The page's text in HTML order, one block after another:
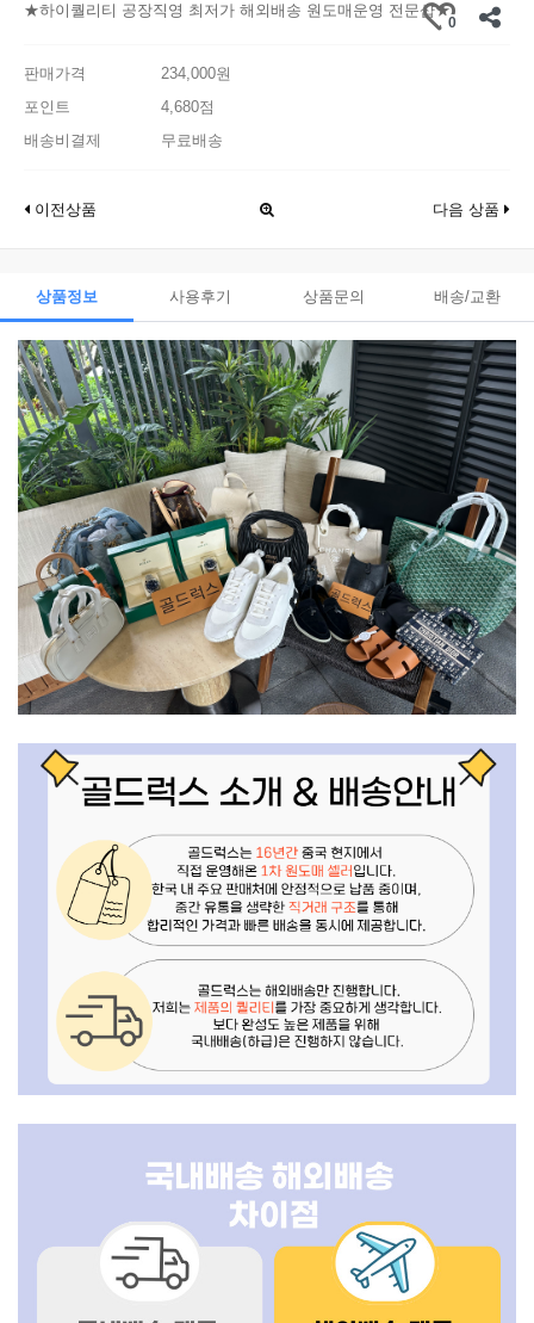
★하이퀄리티 공장직영 최저가 해외배송 원도매운영 전문샵★
0
판매가격
234,000원
포인트
4,680점
배송비결제
무료배송
이전상품 다음 상품
상품정보 사용후기 상품문의 배송/교환